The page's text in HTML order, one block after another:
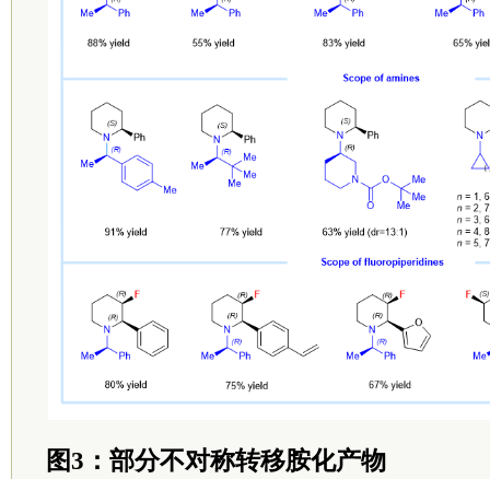
图3：部分不对称转移胺化产物